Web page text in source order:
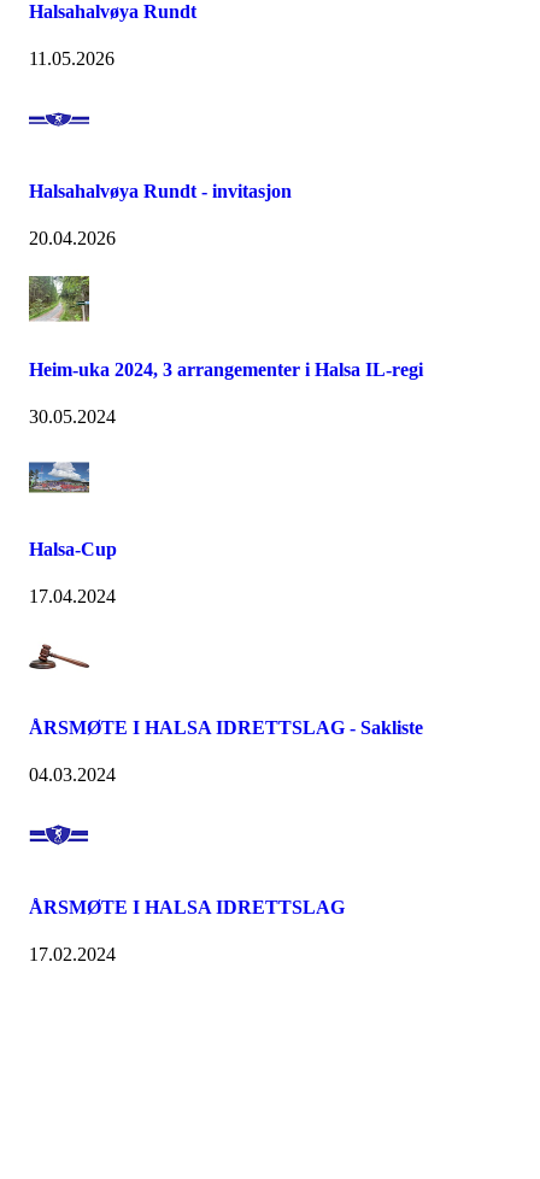
Halsahalvøya Rundt
11.05.2026
Halsahalvøya Rundt - invitasjon
20.04.2026
Heim-uka 2024, 3 arrangementer i Halsa IL-regi
30.05.2024
Halsa-Cup
17.04.2024
ÅRSMØTE I HALSA IDRETTSLAG - Sakliste
04.03.2024
ÅRSMØTE I HALSA IDRETTSLAG
17.02.2024